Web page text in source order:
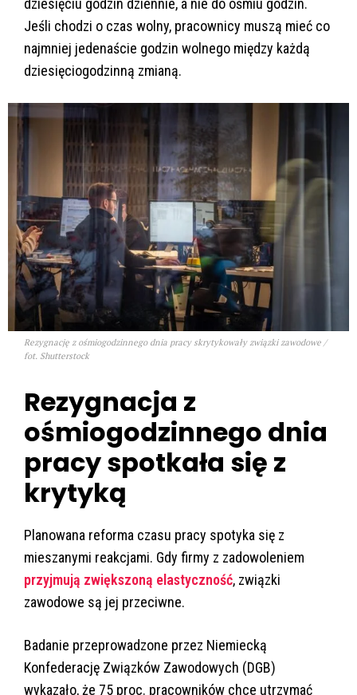
dziesięciu godzin dziennie, a nie do ośmiu godzin.
Jeśli chodzi o czas wolny, pracownicy muszą mieć co
najmniej jedenaście godzin wolnego między każdą
dziesięciogodzinną zmianą.
Rezygnację z ośmiogodzinnego dnia pracy skrytykowały związki zawodowe /
fot. Shutterstock
Rezygnacja z
ośmiogodzinnego dnia
pracy spotkała się z
krytyką
Planowana reforma czasu pracy spotyka się z
mieszanymi reakcjami. Gdy firmy z zadowoleniem
przyjmują zwiększoną elastyczność, związki
zawodowe są jej przeciwne.
Badanie przeprowadzone przez Niemiecką
Konfederację Związków Zawodowych (DGB)
wykazało, że 75 proc. pracowników chce utrzymać